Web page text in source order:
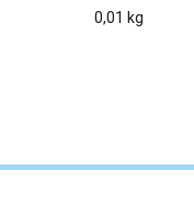
0,01 kg